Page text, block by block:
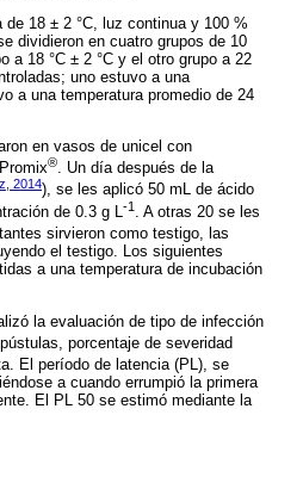
18 ± 2 °C, luz continua y 100 %
dividieron en cuatro grupos de 10
a 18 °C ± 2 °C y el otro grupo a 22
uno estuvo a una
a una temperatura promedio de 24
en vasos de unicel con
®. Un día después de la
2014), se les aplicó 50 mL de ácido
de 0.3 g L-1 . A otras 20 se les
sirvieron como testigo, las
el testigo. Los siguientes
a una temperatura de incubación
la evaluación de tipo de infección
porcentaje de severidad
El período de latencia (PL), se
a cuando errumpió la primera
El PL 50 se estimó mediante la